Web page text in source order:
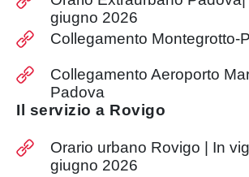
giugno 2026
Collegamento Montegrotto-
Collegamento Aeroporto
Padova
Il servizio a Rovigo
Orario urbano Rovigo | In
giugno 2026